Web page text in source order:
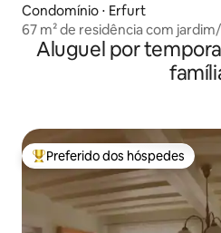
Condomínio ⋅ Erfurt
67 m² de residência com
tranquilo
Aluguel por
Entre os melhores preferidos
Preferido dos hóspedes